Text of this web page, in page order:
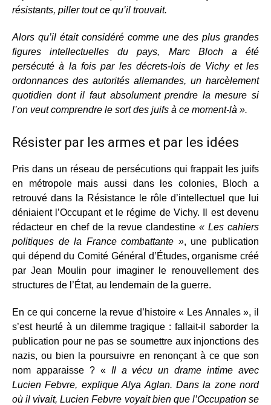
résistants, piller tout ce qu’il trouvait.
Alors qu’il était considéré comme une des plus grandes
figures intellectuelles du pays, Marc Bloch a été
persécuté à la fois par les décrets-lois de Vichy et les
ordonnances des autorités allemandes, un harcèlement
quotidien dont il faut absolument prendre la mesure si
l’on veut comprendre le sort des juifs à ce moment-là ».
Résister par les armes et par les idées
Pris dans un réseau de persécutions qui frappait les juifs
en métropole mais aussi dans les colonies, Bloch a
retrouvé dans la Résistance le rôle d’intellectuel que lui
déniaient l’Occupant et le régime de Vichy. Il est devenu
rédacteur en chef de la revue clandestine« Les cahiers
politiques de la France combattante », une publication
qui dépend du Comité Général d’Études, organisme créé
par Jean Moulin pour imaginer le renouvellement des
structures de l’État, au lendemain de la guerre.
En ce qui concerne la revue d’histoire « Les Annales », il
s’est heurté à un dilemme tragique : fallait-il saborder la
publication pour ne pas se soumettre aux injonctions des
nazis, ou bien la poursuivre en renonçant à ce que son
nom apparaisse ? «Il a vécu un drame intime avec
Lucien Febvre, explique Alya Aglan. Dans la zone nord
où il vivait, Lucien Febvre voyait bien que l’Occupation se